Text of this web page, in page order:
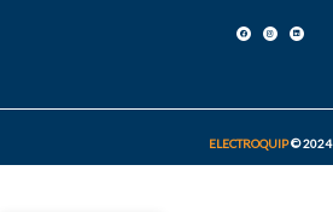
ELECTROQUIP© 2024